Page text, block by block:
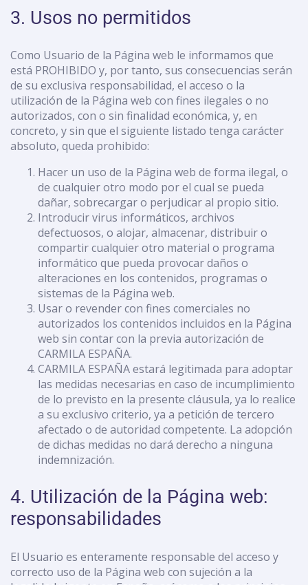
3. Usos no permitidos
Como Usuario de la Página web le informamos que
está PROHIBIDO y, por tanto, sus consecuencias serán
de su exclusiva responsabilidad, el acceso o la
utilización de la Página web con fines ilegales o no
autorizados, con o sin finalidad económica, y, en
concreto, y sin que el siguiente listado tenga carácter
absoluto, queda prohibido:
Hacer un uso de la Página web de forma ilegal, o
de cualquier otro modo por el cual se pueda
dañar, sobrecargar o perjudicar al propio sitio.
Introducir virus informáticos, archivos
defectuosos, o alojar, almacenar, distribuir o
compartir cualquier otro material o programa
informático que pueda provocar daños o
alteraciones en los contenidos, programas o
sistemas de la Página web.
Usar o revender con fines comerciales no
autorizados los contenidos incluidos en la Página
web sin contar con la previa autorización de
CARMILA ESPAÑA.
CARMILA ESPAÑA estará legitimada para adoptar
las medidas necesarias en caso de incumplimiento
de lo previsto en la presente cláusula, ya lo realice
a su exclusivo criterio, ya a petición de tercero
afectado o de autoridad competente. La adopción
de dichas medidas no dará derecho a ninguna
indemnización.
4. Utilización de la Página web:
responsabilidades
El Usuario es enteramente responsable del acceso y
correcto uso de la Página web con sujeción a la